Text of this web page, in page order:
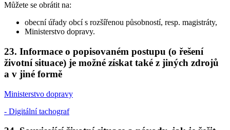
Můžete se obrátit na:
obecní úřady obcí s rozšířenou působností, resp. magistráty,
Ministerstvo dopravy.
23. Informace o popisovaném postupu (o řešení
životní situace) je možné získat také z jiných zdrojů
a v jiné formě
Ministerstvo dopravy
- Digitální tachograf